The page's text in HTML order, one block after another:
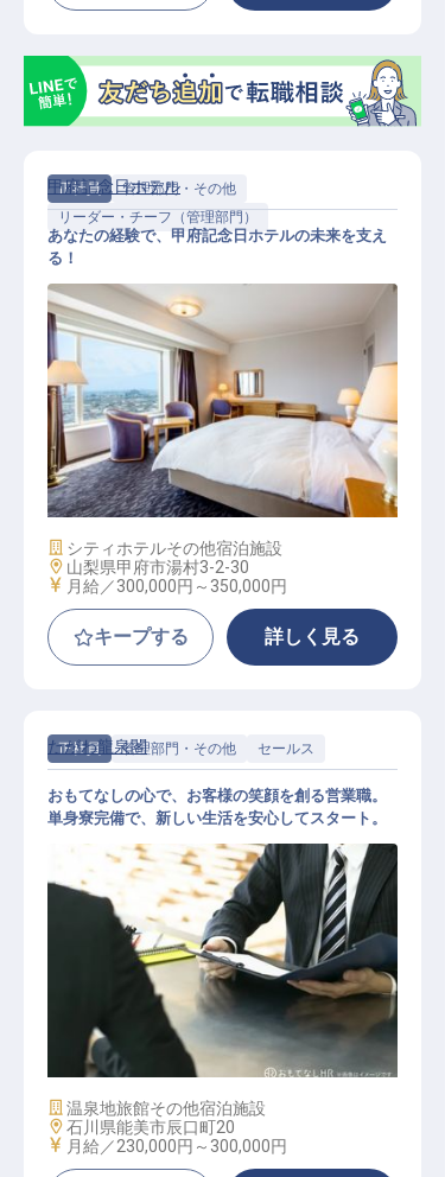
正社員
管理部門・その他
リーダー・チーフ（管理部門）
総務経理課長
甲府記念日ホテル
あなたの経験で、甲府記念日ホテルの未来を支え
る！
施設業態
シティホテルその他宿泊施設
勤務地
山梨県甲府市湯村3-2-30
給与
月給／300,000円～ 350,000円
キープする 詳しく見る
正社員 管理部門・その他 セールス
たがわ龍泉閣
おもてなしの心で、お客様の笑顔を創る営業職。
単身寮完備で、新しい生活を安心してスタート。
施設業態
温泉地旅館その他宿泊施設
勤務地
石川県能美市辰口町20
給与
月給／230,000円～ 300,000円